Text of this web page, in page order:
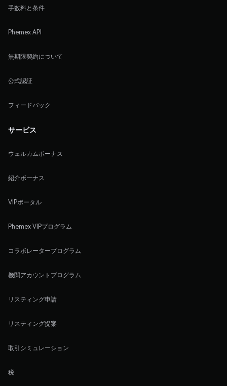
手数料と条件
Phemex API
無期限契約について
公式認証
フィードバック
サービス
ウェルカムボーナス
紹介ボーナス
VIPポータル
Phemex VIPプログラム
コラボレータープログラム
機関アカウントプログラム
リスティング申請
リスティング提案
取引シミュレーション
税